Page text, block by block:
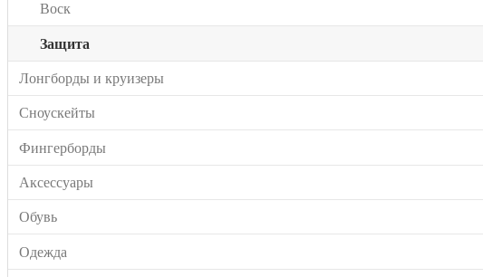
Воск
Защита
Лонгборды и круизеры
Сноускейты
Фингерборды
Аксессуары
Обувь
Одежда